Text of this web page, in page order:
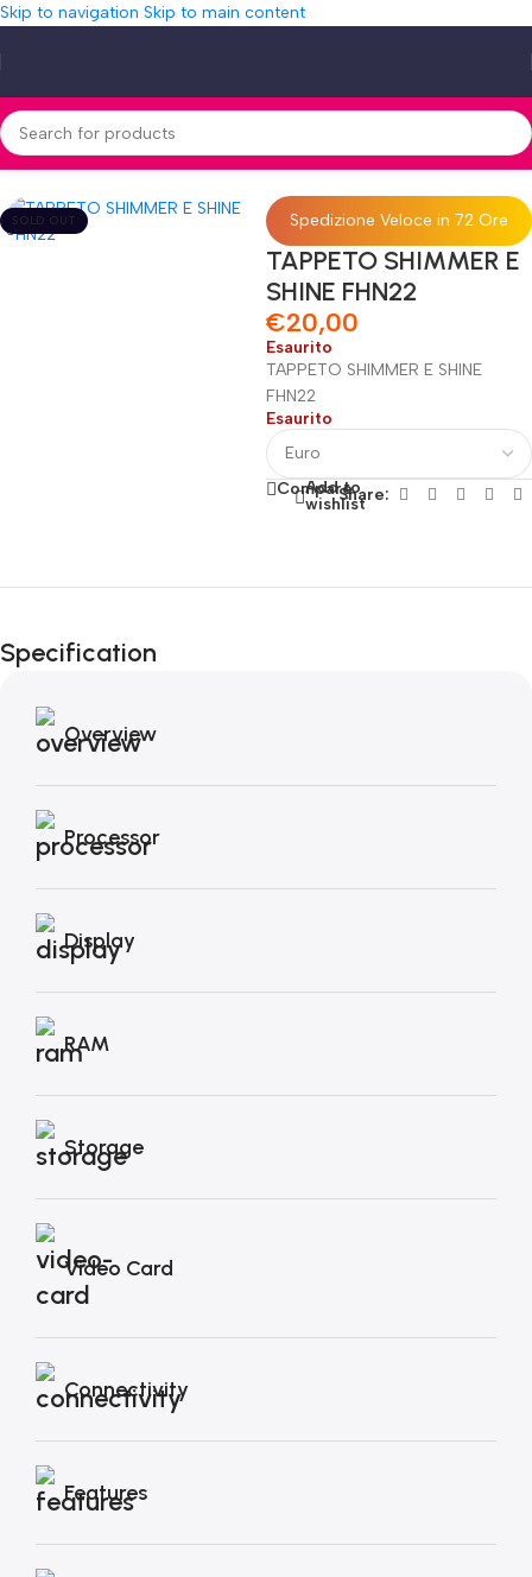
Skip to navigation Skip to main content
Home»Shop»TAPPETO SHIMMER E SHINE FHN22
SOLD OUT Spedizione Veloce in 72 Ore
TAPPETO SHIMMER E
SHINE FHN22
€20,00
Esaurito
TAPPETO SHIMMER E SHINE
FHN22
Esaurito
Compare
Add to
wishlistShare:
Fino al 12 Ottobre...
Autunno!
Specification
Overview
Processor
Display
RAM
Storage
Video Card
Connectivity
Features